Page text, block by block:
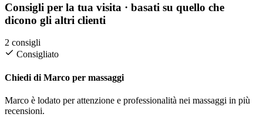
Consigli per la tua visita · basati su quello che
dicono gli altri clienti
2 consigli
Consigliato
Chiedi di Marco per massaggi
Marco è lodato per attenzione e professionalità nei massaggi in più
recensioni.